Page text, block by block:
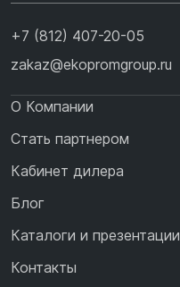
+7 (812) 407-20-05
zakaz@ekopromgroup.ru
О Компании
Стать партнером
Кабинет дилера
Блог
Каталоги и презентации
Контакты